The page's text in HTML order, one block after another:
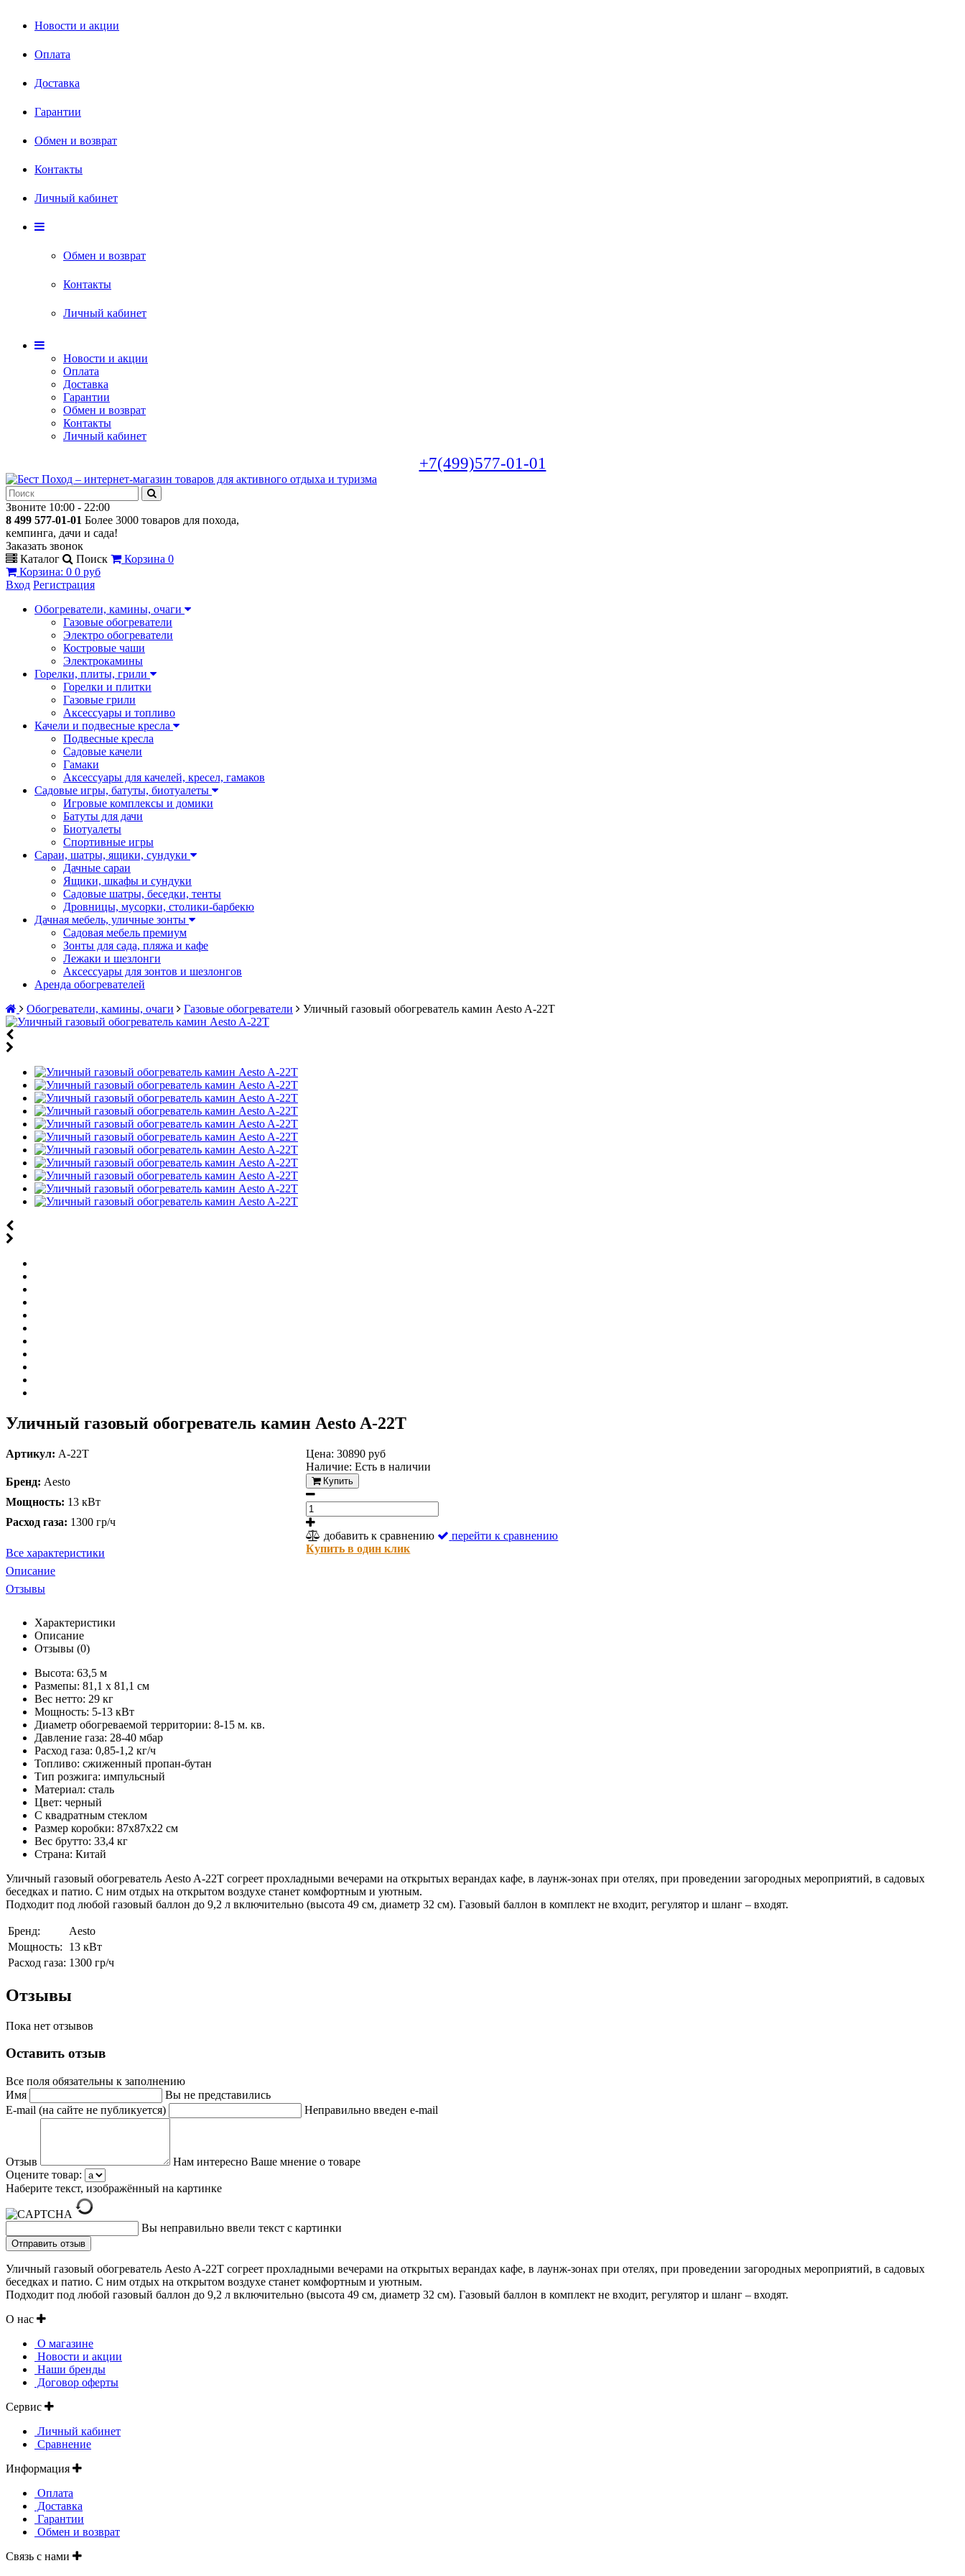
Новости и акции
Оплата
Доставка
Гарантии
Обмен и возврат
Контакты
Личный кабинет
Обмен и возврат
Контакты
Личный кабинет
Новости и акции
Оплата
Доставка
Гарантии
Обмен и возврат
Контакты
Личный кабинет
+7(499)577-01-01
Звоните 10:00 - 22:00
8 499 577-01-01 Более 3000 товаров для похода,
кемпинга, дачи и сада!
Заказать звонок
Каталог
Поиск Корзина 0
Корзина: 0 0 руб
Вход Регистрация
Обогреватели, камины, очаги
Газовые обогреватели
Электро обогреватели
Костровые чаши
Электрокамины
Горелки, плиты, грили
Горелки и плитки
Газовые грили
Аксессуары и топливо
Качели и подвесные кресла
Подвесные кресла
Садовые качели
Гамаки
Аксессуары для качелей, кресел, гамаков
Садовые игры, батуты, биотуалеты
Игровые комплексы и домики
Батуты для дачи
Биотуалеты
Спортивные игры
Сараи, шатры, ящики, сундуки
Дачные сараи
Ящики, шкафы и сундуки
Садовые шатры, беседки, тенты
Дровницы, мусорки, столики-барбекю
Дачная мебель, уличные зонты
Садовая мебель премиум
Зонты для сада, пляжа и кафе
Лежаки и шезлонги
Аксессуары для зонтов и шезлонгов
Аренда обогревателей
Обогреватели, камины, очаги
Газовые обогреватели Уличный газовый обогреватель камин Aesto A-22T
Уличный газовый обогреватель камин Aesto A-22T
Артикул: A-22T
Бренд: Aesto
Мощность: 13 кВт
Расход газа: 1300 гр/ч
Все характеристики
Описание
Отзывы
Цена: 30890 руб
Наличие:Есть в наличии
Купить
добавить к сравнению
перейти к сравнению
Купить в один клик
Характеристики
Описание
Отзывы (0)
Высота: 63,5 м
Размепы: 81,1 х 81,1 см
Вес нетто: 29 кг
Мощность: 5-13 кВт
Диаметр обогреваемой территории: 8-15 м. кв.
Давление газа: 28-40 мбар
Расход газа: 0,85-1,2 кг/ч
Топливо: сжиженный пропан-бутан
Тип розжига: импульсный
Материал: сталь
Цвет: черный
С квадратным стеклом
Размер коробки: 87x87x22 см
Вес брутто: 33,4 кг
Страна: Китай
Уличный газовый обогреватель Aesto A-22Т согреет прохладными вечерами на открытых верандах кафе, в лаунж-зонах при отелях, при проведении загородных мероприятий, в садовых
беседках и патио. С ним отдых на открытом воздухе станет комфортным и уютным.
Подходит под любой газовый баллон до 9,2 л включительно (высота 49 см, диаметр 32 см). Газовый баллон в комплект не входит, регулятор и шланг – входят.
Бренд:
Aesto
Мощность:
13 кВт
Расход газа: 1300 гр/ч
Отзывы
Пока нет отзывов
Оставить отзыв
Все поля обязательны к заполнению
Имя
Вы не представились
E-mail (на сайте не публикуется)
Неправильно введен e-mail
Отзыв
Нам интересно Ваше мнение о товаре
Оцените товар:
Наберите текст, изображённый на картинке
Вы неправильно ввели текст с картинки
Уличный газовый обогреватель Aesto A-22Т согреет прохладными вечерами на открытых верандах кафе, в лаунж-зонах при отелях, при проведении загородных мероприятий, в садовых
беседках и патио. С ним отдых на открытом воздухе станет комфортным и уютным.
Подходит под любой газовый баллон до 9,2 л включительно (высота 49 см, диаметр 32 см). Газовый баллон в комплект не входит, регулятор и шланг – входят.
О нас
О магазине
Новости и акции
Наши бренды
Договор оферты
Сервис
Личный кабинет
Сравнение
Информация
Оплата
Доставка
Гарантии
Обмен и возврат
Связь с нами